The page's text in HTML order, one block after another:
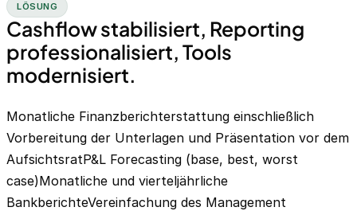
LÖSUNG
Cashflow stabilisiert, Reporting
professionalisiert, Tools
modernisiert.
Monatliche Finanzberichterstattung einschließlich
Vorbereitung der Unterlagen und Präsentation vor dem
AufsichtsratP&L Forecasting (base, best, worst
case)Monatliche und vierteljährliche
BankberichteVereinfachung des Management